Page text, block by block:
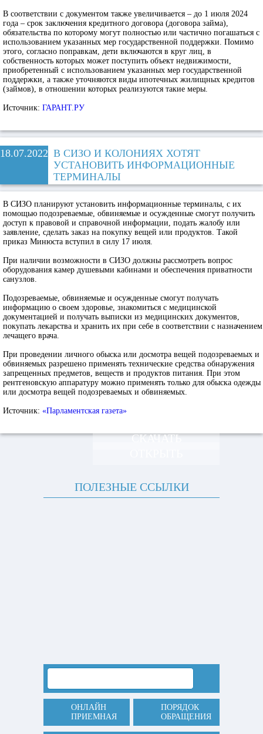
В соответствии с документом также увеличивается – до 1 июля 2024
года – срок заключения кредитного договора (договора займа),
обязательства по которому могут полностью или частично погашаться с
использованием указанных мер государственной поддержки. Помимо
этого, согласно поправкам, дети включаются в круг лиц, в
собственность которых может поступить объект недвижимости,
приобретенный с использованием указанных мер государственной
поддержки, а также уточняются виды ипотечных жилищных кредитов
(займов), в отношении которых реализуются такие меры.
Источник: ГАРАНТ.РУ
18.07.2022 В СИЗО И КОЛОНИЯХ ХОТЯТ
УСТАНОВИТЬ ИНФОРМАЦИОННЫЕ
ТЕРМИНАЛЫ
В СИЗО планируют установить информационные терминалы, с их
помощью подозреваемые, обвиняемые и осужденные смогут получить
доступ к правовой и справочной информации, подать жалобу или
заявление, сделать заказ на покупку вещей или продуктов. Такой
приказ Минюста вступил в силу 17 июля.
При наличии возможности в СИЗО должны рассмотреть вопрос
оборудования камер душевыми кабинами и обеспечения приватности
санузлов.
Подозреваемые, обвиняемые и осужденные смогут получать
информацию о своем здоровье, знакомиться с медицинской
документацией и получать выписки из медицинских документов,
покупать лекарства и хранить их при себе в соответствии с назначением
лечащего врача.
При проведении личного обыска или досмотра вещей подозреваемых и
обвиняемых разрешено применять технические средства обнаружения
запрещенных предметов, веществ и продуктов питания. При этом
рентгеновскую аппаратуру можно применять только для обыска одежды
или досмотра вещей подозреваемых и обвиняемых.
Источник: «Парламентская газета»
СКАЧАТЬ
ПОЛЕЗНЫЕ ССЫЛКИ
ОНЛАЙН
ПРИЕМНАЯ
ПОРЯДОК
ОБРАЩЕНИЯ